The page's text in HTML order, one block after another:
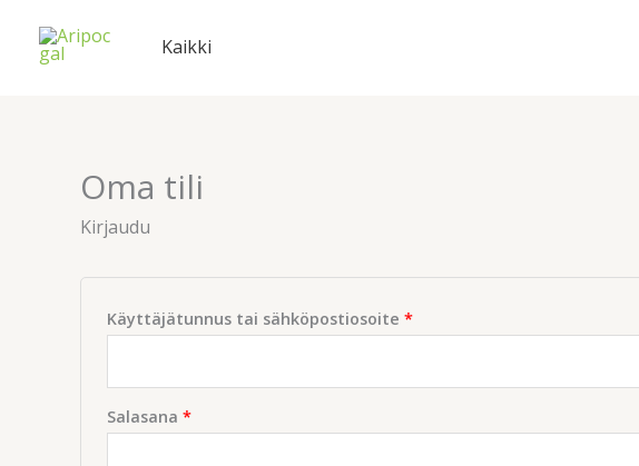
sisältöön
Kaikki
Oma tili
Kirjaudu
Käyttäjätunnus tai sähköpostiosoite *
Salasana *